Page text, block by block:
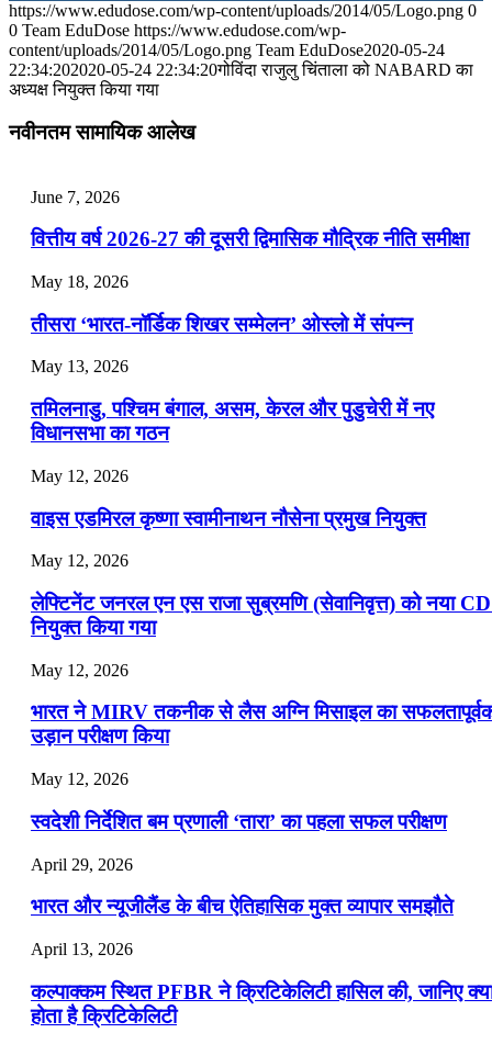
July 31, 2026
📝 डेली करेंट अफेयर्स: 28-31 जुलाई 2026
July 25, 2026
📝 डेली करेंट अफेयर्स: 22-24 जुलाई 2026
July 22, 2026
📝 डेली करेंट अफेयर्स: 19-21 जुलाई 2026
July 19, 2026
📝 डेली करेंट अफेयर्स: 16-18 जुलाई 2026
https://www.edudose.com/wp-content/uploads/2014/05/Logo.png 0
0 Team EduDose https://www.edudose.com/wp-
content/uploads/2014/05/Logo.png Team EduDose2020-05-24
22:34:202020-05-24 22:34:20गोविंदा राजुलु चिंताला को NABARD का
अध्यक्ष नियुक्त किया गया
नवीनतम सामायिक आलेख
June 7, 2026
वित्तीय वर्ष 2026-27 की दूसरी द्विमासिक मौद्रिक नीति समीक्षा
May 18, 2026
तीसरा ‘भारत-नॉर्डिक शिखर सम्मेलन’ ओस्लो में संपन्न
May 13, 2026
तमिलनाडु, पश्चिम बंगाल, असम, केरल और पुडुचेरी में नए
विधानसभा का गठन
May 12, 2026
वाइस एडमिरल कृष्णा स्वामीनाथन नौसेना प्रमुख नियुक्त
May 12, 2026
लेफ्टिनेंट जनरल एन एस राजा सुब्रमणि (सेवानिवृत्त) को नया
नियुक्त किया गया
May 12, 2026
भारत ने MIRV तकनीक से लैस अग्नि मिसाइल का
उड़ान परीक्षण किया
May 12, 2026
स्वदेशी निर्देशित बम प्रणाली ‘तारा’ का पहला सफल परीक्षण
April 29, 2026
भारत और न्यूजीलैंड के बीच ऐतिहासिक मुक्त व्यापार समझौते
April 13, 2026
कल्पाक्कम स्थित PFBR ने क्रिटिकेलिटी हासिल की, जानिए
होता है क्रिटिकेलिटी